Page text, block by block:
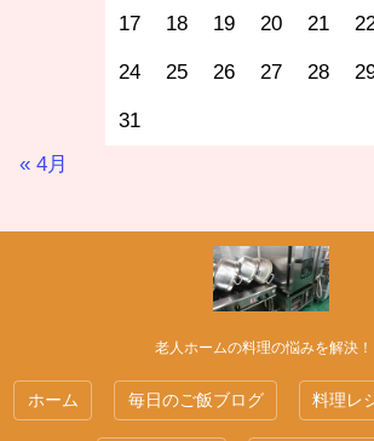
17 18 19 20 21
24 25 26 27 28
31
« 4月
老人ホームの料理の悩みを解決！
ホーム 毎日のご飯ブログ 料理レ